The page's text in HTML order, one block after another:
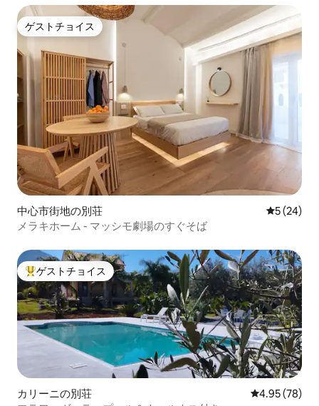
ゲストチョイス
ゲストチョイス
中心市街地の別荘 レビュー
5 (24)
メラキホーム - マッシモ劇場のすぐそば
大好評のゲストチョイスです。
ゲストチョイス
カリーニの別荘 レビュー78
4.95 (78)